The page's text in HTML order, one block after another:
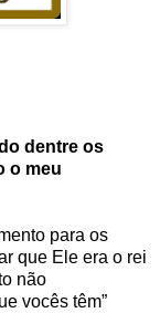
dentre os
o meu
para os
que Ele era o rei
não
vocês têm”